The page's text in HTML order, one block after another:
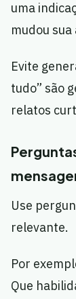
uma
mudou
Evite
tudo” são
relatos
Use
relevante.
Por
Que